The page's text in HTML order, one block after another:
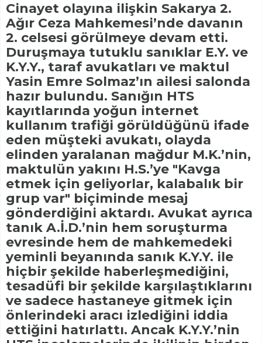
Cinayet olayına ilişkin Sakarya 2.
Ağır Ceza Mahkemesi’nde davanın
2. celsesi görülmeye devam etti.
Duruşmaya tutuklu sanıklar E.Y. ve
K.Y.Y., taraf avukatları ve maktul
Yasin Emre Solmaz’ın ailesi salonda
hazır bulundu. Sanığın HTS
kayıtlarında yoğun internet
kullanım trafiği görüldüğünü ifade
eden müşteki avukatı, olayda
elinden yaralanan mağdur M.K.’nin,
maktulün yakını H.S.’ye "Kavga
etmek için geliyorlar, kalabalık bir
grup var" biçiminde mesaj
gönderdiğini aktardı. Avukat ayrıca
tanık A.İ.D.’nin hem soruşturma
evresinde hem de mahkemedeki
yeminli beyanında sanık K.Y.Y. ile
hiçbir şekilde haberleşmediğini,
tesadüfi bir şekilde karşılaştıklarını
ve sadece hastaneye gitmek için
önlerindeki aracı izlediğini iddia
ettiğini hatırlattı. Ancak K.Y.Y.’nin